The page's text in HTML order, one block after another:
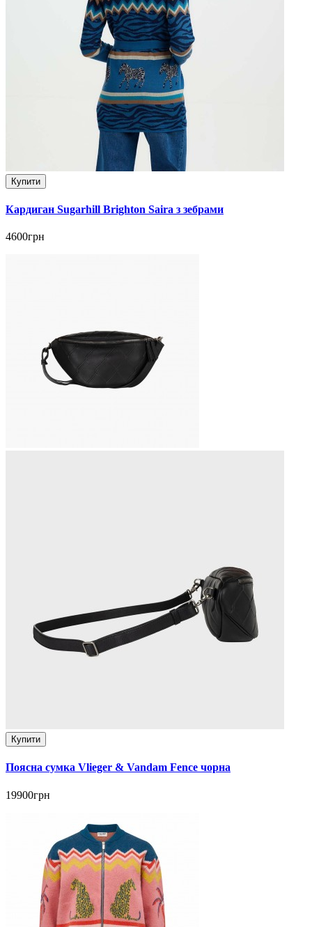
Купити
Кардиган Sugarhill Brighton Saira з зебрами
4600грн
Купити
Поясна сумка Vlieger & Vandam Fence чорна
19900грн